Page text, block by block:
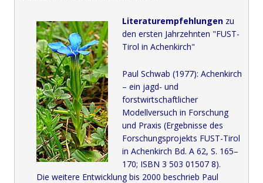
Literaturempfehlungen zu
den ersten Jahrzehnten "FUST-
Tirol in Achenkirch"
Paul Schwab (1977): Achenkirch
– ein jagd- und
forstwirtschaftlicher
Modellversuch in Forschung
und Praxis (Ergebnisse des
Forschungsprojekts FUST-Tirol
in Achenkirch Bd. A 62, S. 165–
170; ISBN 3 503 01507 8).
Die weitere Entwicklung bis 2000 beschrieb Paul